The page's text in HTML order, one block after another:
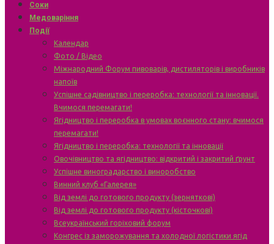
Соки
Медоваріння
Події
Календар
Фото / Відео
Міжнародний Форум пивоварів, дистиляторів і виробників
напоїв
Успішне садівництво і переробка: технології та інновації.
Вчимося перемагати!
Ягідництво і переробка в умовах воєнного стану: вчимося
перемагати!
Ягідництво і переробка: технології та інновації
Овочівництво та ягідництво: відкритий і закритий ґрунт
Успішне виноградарство і виноробство
Винний клуб «Галерея»
Від землі до готового продукту (зерняткові)
Від землі до готового продукту (кісточкові)
Всеукраїнський горіховий форум
Конгрес із заморожування та холодної логістики ягід